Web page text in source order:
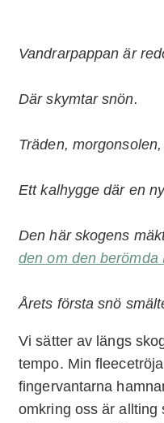
Vandrarpappan är
Där skymtar snön.
Träden,
Ett kalhygge där en
Den här skogens
den om den berömda
Årets första snö
Vi sätter av längs
tempo. Min
fingervantarna
omkring oss är allting